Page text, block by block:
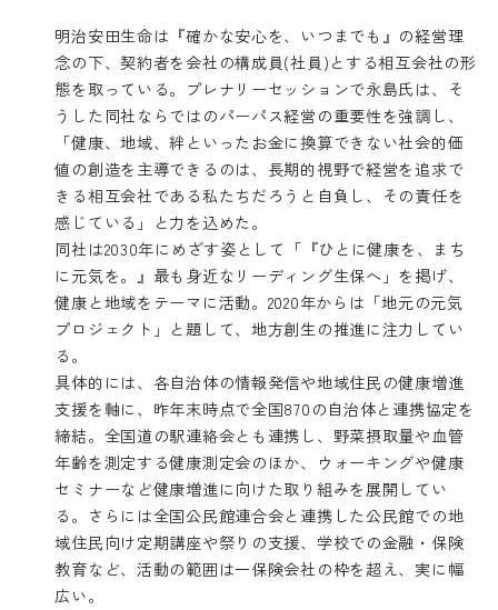
明治安田生命は『確かな安心を、いつまでも』の経営理
念の下、契約者を会社の構成員(社員)とする相互会社の形
態を取っている。プレナリーセッションで永島氏は、そ
うした同社ならではのパーパス経営の重要性を強調し、
「健康、地域、絆といったお金に換算できない社会的価
値の創造を主導できるのは、長期的視野で経営を追求で
きる相互会社である私たちだろうと自負し、その責任を
感じている」と力を込めた。
同社は2030年にめざす姿として「『ひとに健康を、まち
に元気を。』最も身近なリーディング生保へ」を掲げ、
健康と地域をテーマに活動。2020年からは「地元の元気
プロジェクト」と題して、地方創生の推進に注力してい
る。
具体的には、各自治体の情報発信や地域住民の健康増進
支援を軸に、昨年末時点で全国870の自治体と連携協定を
締結。全国道の駅連絡会とも連携し、野菜摂取量や血管
年齢を測定する健康測定会のほか、ウォーキングや健康
セミナーなど健康増進に向けた取り組みを展開してい
る。さらには全国公民館連合会と連携した公民館での地
域住民向け定期講座や祭りの支援、学校での金融・保険
教育など、活動の範囲は一保険会社の枠を超え、実に幅
広い。